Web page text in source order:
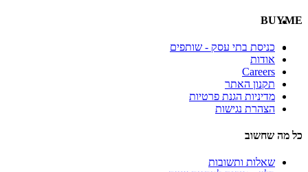
BUYME
כניסת בתי עסק - שותפים
אודות
Careers
תקנון האתר
מדיניות הגנת פרטיות
הצהרת נגישות
כל מה שחשוב
שאלות ותשובות